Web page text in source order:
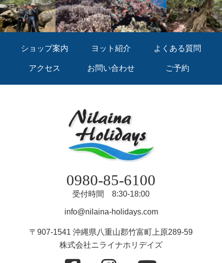
ショップ案内 ヨット紹介 よくある質問
アクセス お問い合わせ ご予約
0980-85-6100
受付時間 8:30-18:00
info@nilaina-holidays.com
〒907-1541 沖縄県八重山郡竹富町上原289-59
株式会社ニライナホリデイズ